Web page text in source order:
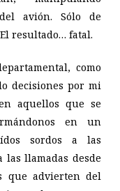
avión. Sólo de
resultado… fatal.
como
decisiones por mi
aquellos que se
en un
sordos a las
llamadas desde
que advierten del